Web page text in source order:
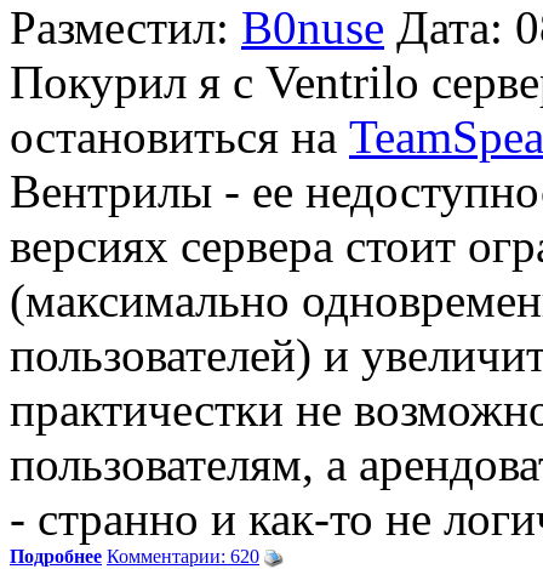
Разместил: B0nuse Дата:
Покурил я с Ventrilo
остановиться на
Вентрилы - ее
версиях сервера стоит
(максимально
пользователей) и
практичестки не
пользователям, а
- странно и как-то не
Подробнее Комментарии: 620